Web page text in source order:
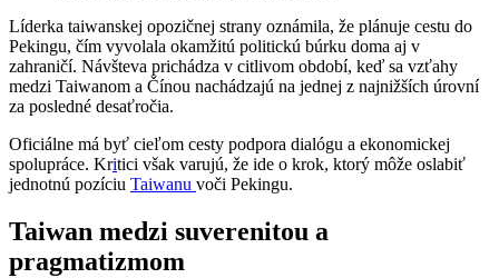
Líderka taiwanskej opozičnej strany oznámila, že plánuje cestu do
Pekingu, čím vyvolala okamžitú politickú búrku doma aj v
zahraničí. Návšteva prichádza v citlivom období, keď sa vzťahy
medzi Taiwanom a Čínou nachádzajú na jednej z najnižších úrovní
za posledné desaťročia.
Oficiálne má byť cieľom cesty podpora dialógu a ekonomickej
spolupráce. Kritici však varujú, že ide o krok, ktorý môže oslabiť
jednotnú pozíciu Taiwanu voči Pekingu.
Taiwan medzi suverenitou a
pragmatizmom